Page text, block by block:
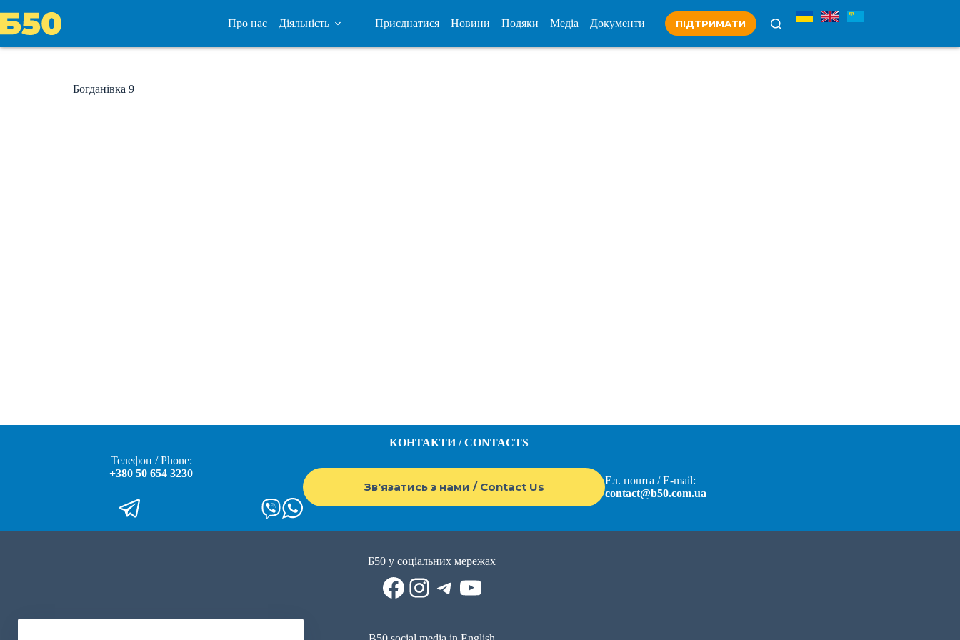
до
вмісту
Про нас Діяльність Приєднатися Новини Подяки Медіа Документи ПІДТРИМАТИ
Богданівка 9
КОНТАКТИ / CONTACTS
Телефон / Phone:
+380 50 654 3230
Зв'язатись з нами / Contact Us
Ел. пошта / E-mail:
contact@b50.com.ua
Б50 у соціальних мережах
Facebook
Instagram
Telegram
YouTube